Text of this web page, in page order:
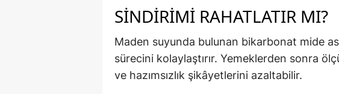
SINDIRIMI RAHATLATIR MI?
Maden suyunda bulunan bikarbonat mide
sürecini kolaylaştırır. Yemeklerden sonra
ve hazımsızlık şikâyetlerini azaltabilir.